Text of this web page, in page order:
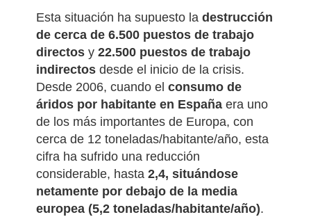
Esta situación ha supuesto ladestrucción
de cerca de 6.500 puestos de trabajo
directos y22.500 puestos de trabajo
indirectos desde el inicio de la crisis.
Desde 2006, cuando elconsumo de
áridos por habitante en España era uno
de los más importantes de Europa, con
cerca de 12 toneladas/habitante/año, esta
cifra ha sufrido una reducción
considerable, hasta2,4, situándose
netamente por debajo de la media
europea (5,2 toneladas/habitante/año).